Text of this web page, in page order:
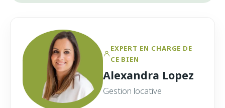
EXPERT EN CHARGE DE
CE BIEN
Alexandra Lopez
Gestion locative